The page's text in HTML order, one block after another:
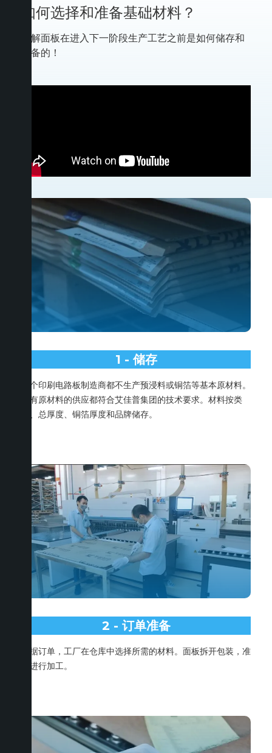
如何选择和准备基础材料？
了解面板在进入下一阶段生产工艺之前是如何储存和
准备的！
1 - 储存
每个印刷电路板制造商都不生产预浸料或铜箔等基本原材料。
所有原材料的供应都符合艾佳普集团的技术要求。材料按类
型、总厚度、铜箔厚度和品牌储存。
2 - 订单准备
根据订单，工厂在仓库中选择所需的材料。面板拆开包装，准
备进行加工。